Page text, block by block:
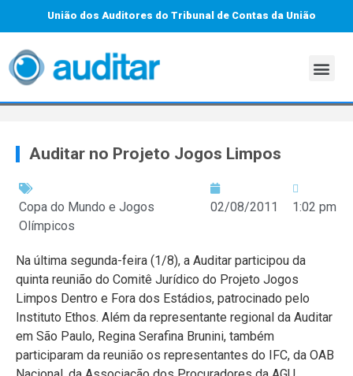
União dos Auditores do Tribunal de Contas da União
Auditar no Projeto Jogos Limpos
Copa do Mundo e Jogos
Olímpicos
02/08/2011 1:02 pm
Na última segunda-feira (1/8), a Auditar participou da
quinta reunião do Comitê Jurídico do Projeto Jogos
Limpos Dentro e Fora dos Estádios, patrocinado pelo
Instituto Ethos. Além da representante regional da Auditar
em São Paulo, Regina Serafina Brunini, também
participaram da reunião os representantes do IFC, da OAB